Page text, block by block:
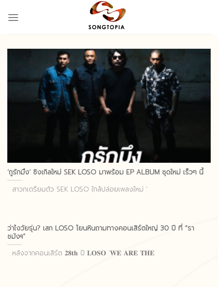
‘กูรักมึง’ ซิงเกิลใหม่ SEK LOSO มาพร้อม EP ALBUM ชุดใหม่ เร็วๆ นี้
สาวกเตรียมตัว SEK LOSO ใกล้ปล่อยเพลงใหม่ ‘
ว่าไงวัยรุ่น? เสก LOSO โยนหินถามทางคอนเสิร์ตใหญ่ 30 ปี ที่ “รา
ชมังฯ”
หลังจากคอนเสิร์ต 𝟐𝟖𝐭𝐡 ปี 𝐋𝐎𝐒𝐎 ‘𝐖𝐄 𝐀𝐑𝐄 𝐓𝐇𝐄